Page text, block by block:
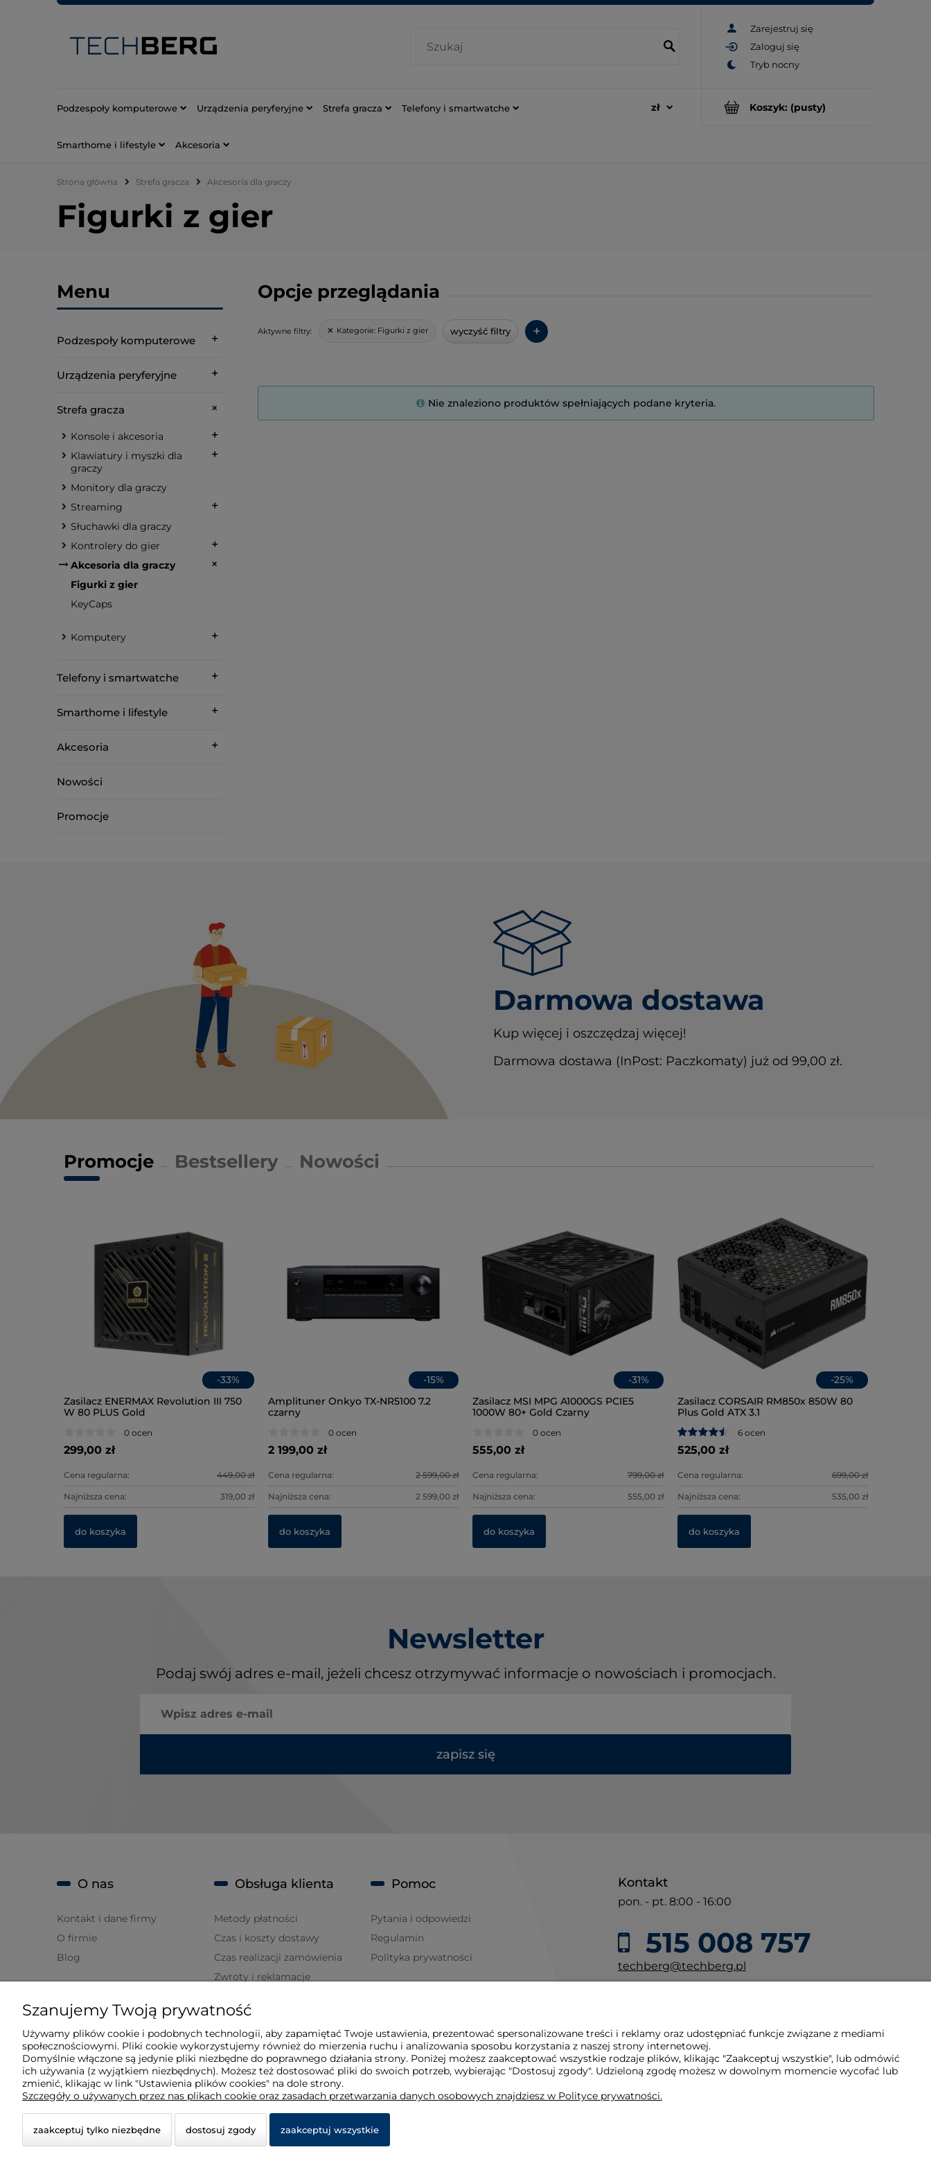
Zarejestruj się
Zaloguj się
Koszyk: (pusty)
Podzespoły komputerowe Urządzenia peryferyjne Strefa gracza Telefony i smartwatche
Smarthome i lifestyle Akcesoria
Strona główna Strefa gracza Akcesoria dla graczy
Figurki z gier
Menu
Podzespoły komputerowe
Urządzenia peryferyjne
Strefa gracza
Konsole i akcesoria
Klawiatury i myszki dla
graczy
Monitory dla graczy
Streaming
Słuchawki dla graczy
Kontrolery do gier
Akcesoria dla graczy
Figurki z gier
KeyCaps
Komputery
Telefony i smartwatche
Smarthome i lifestyle
Akcesoria
Nowości
Promocje
Opcje przeglądania
Aktywne filtry: Kategorie: Figurki z gier wyczyść filtry +
Nie znaleziono produktów spełniających podane kryteria.
Darmowa dostawa
Kup więcej i oszczędzaj więcej!
Darmowa dostawa (InPost: Paczkomaty) już od 99,00 zł.
Promocje Nowości
Bestsellery
-33%
Zasilacz ENERMAX Revolution III 750
W 80 PLUS Gold
0 ocen
299,00 zł
Cena regularna: 449,00 zł
Najniższa cena: 319,00 zł
do koszyka
-15%
Amplituner Onkyo TX-NR5100 7.2
czarny
0 ocen
2 199,00 zł
Cena regularna: 2 599,00 zł
Najniższa cena: 2 599,00 zł
do koszyka
-31%
Zasilacz MSI MPG A1000GS PCIE5
1000W 80+ Gold Czarny
0 ocen
555,00 zł
Cena regularna: 799,00 zł
Najniższa cena: 555,00 zł
do koszyka
-25%
Zasilacz CORSAIR RM850x 850W 80
Plus Gold ATX 3.1
6 ocen
525,00 zł
Cena regularna: 699,00 zł
Najniższa cena: 535,00 zł
do koszyka
Newsletter
Podaj swój adres e-mail, jeżeli chcesz otrzymywać informacje o nowościach i promocjach.
zapisz się
Kontakt
pon. - pt. 8:00 - 16:00
515 008 757
techberg@techberg.pl
O nas
Kontakt i dane firmy
O firmie
Blog
Obsługa klienta
Metody płatności
Czas i koszty dostawy
Czas realizacji zamówienia
Zwroty i reklamacje
Pomoc
Pytania i odpowiedzi
Regulamin
Polityka prywatności
Moje konto
Twoje zamówienia
Ustawienia konta
Ulubione
Szanujemy Twoją prywatność
Używamy plików cookie i podobnych technologii, aby zapamiętać Twoje ustawienia, prezentować spersonalizowane treści i reklamy oraz udostępniać funkcje związane z mediami
społecznościowymi. Pliki cookie wykorzystujemy również do mierzenia ruchu i analizowania sposobu korzystania z naszej strony internetowej.
Domyślnie włączone są jedynie pliki niezbędne do poprawnego działania strony. Poniżej możesz zaakceptować wszystkie rodzaje plików, klikając "Zaakceptuj wszystkie", lub odmówić
ich używania (z wyjątkiem niezbędnych). Możesz też dostosować pliki do swoich potrzeb, wybierając "Dostosuj zgody". Udzieloną zgodę możesz w dowolnym momencie wycofać lub
zmienić, klikając w link "Ustawienia plików cookies" na dole strony.
Szczegóły o używanych przez nas plikach cookie oraz zasadach przetwarzania danych osobowych znajdziesz w Polityce prywatności.
zaakceptuj tylko niezbędne dostosuj zgody zaakceptuj wszystkie